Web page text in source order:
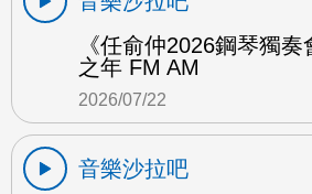
《任俞仲2026鋼琴獨
之年 FM AM
2026/07/22
音樂沙拉吧